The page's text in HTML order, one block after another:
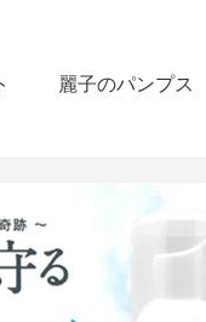
麗子のパンプス
パンプスフィ
ットストラップ